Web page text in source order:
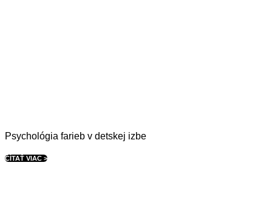
Psychológia farieb v detskej izbe
ČÍTAŤ VIAC >